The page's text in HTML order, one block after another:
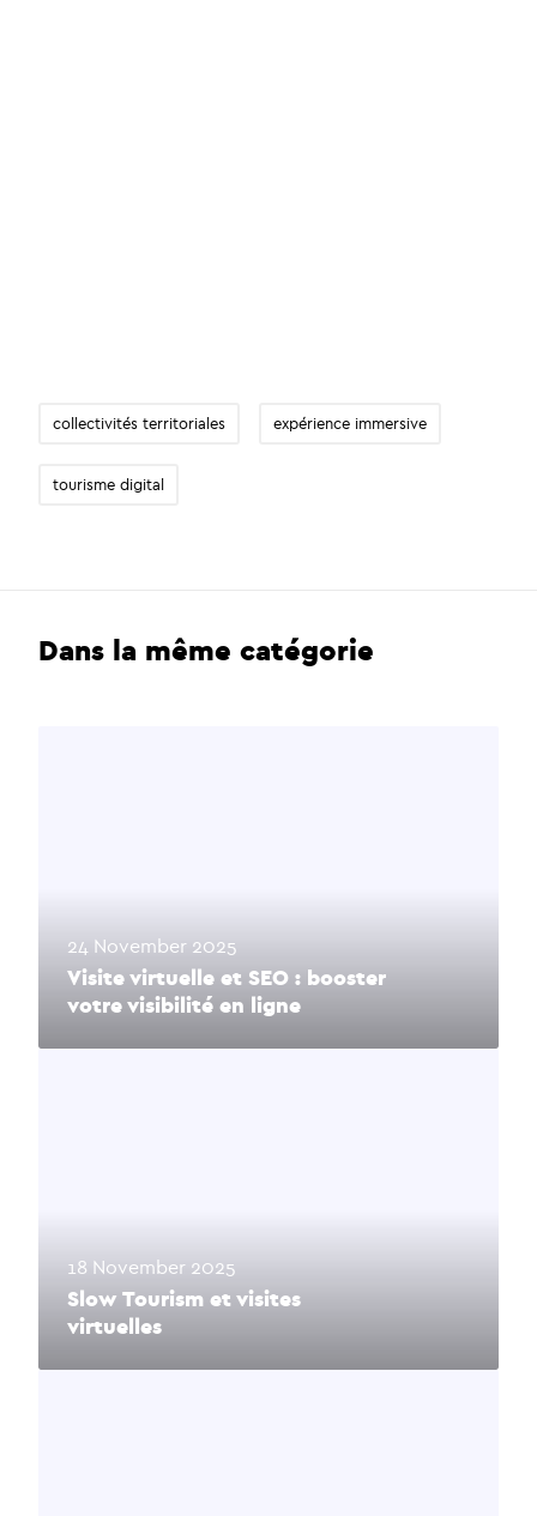
collectivités territoriales expérience immersive
tourisme digital
Dans la même catégorie
24 November 2025
Visite virtuelle et SEO : booster
votre visibilité en ligne
18 November 2025
Slow Tourism et visites
virtuelles